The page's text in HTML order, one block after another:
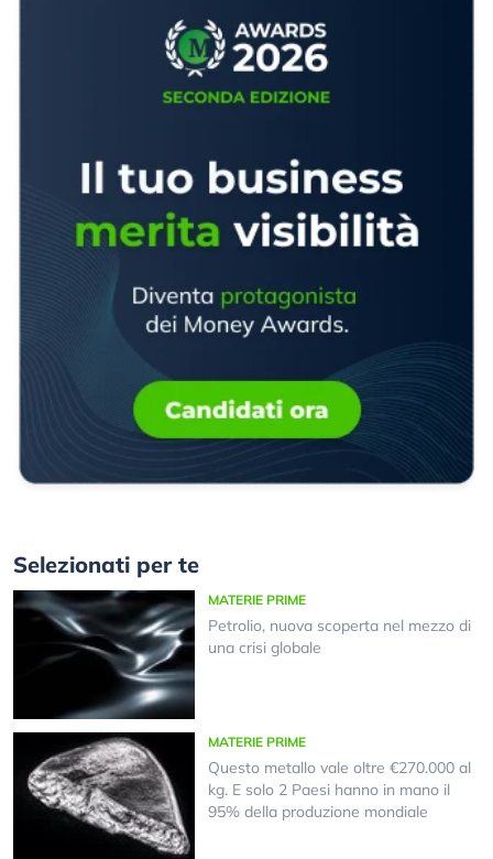
Selezionati per te
MATERIE PRIME
Petrolio, nuova scoperta nel mezzo di
una crisi globale
MATERIE PRIME
Questo metallo vale oltre €270.000 al
kg. E solo 2 Paesi hanno in mano il
95% della produzione mondiale